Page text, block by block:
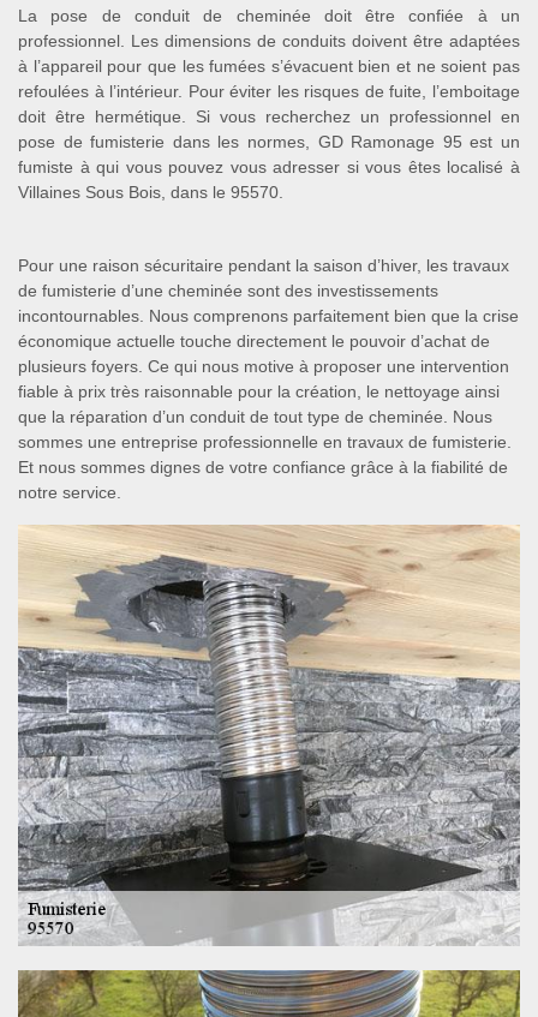
La pose de conduit de cheminée doit être confiée à un
professionnel. Les dimensions de conduits doivent être adaptées
à l’appareil pour que les fumées s’évacuent bien et ne soient pas
refoulées à l’intérieur. Pour éviter les risques de fuite, l’emboitage
doit être hermétique. Si vous recherchez un professionnel en
pose de fumisterie dans les normes, GD Ramonage 95 est un
fumiste à qui vous pouvez vous adresser si vous êtes localisé à
Villaines Sous Bois, dans le 95570.
Pour une raison sécuritaire pendant la saison d’hiver, les travaux
de fumisterie d’une cheminée sont des investissements
incontournables. Nous comprenons parfaitement bien que la crise
économique actuelle touche directement le pouvoir d’achat de
plusieurs foyers. Ce qui nous motive à proposer une intervention
fiable à prix très raisonnable pour la création, le nettoyage ainsi
que la réparation d’un conduit de tout type de cheminée. Nous
sommes une entreprise professionnelle en travaux de fumisterie.
Et nous sommes dignes de votre confiance grâce à la fiabilité de
notre service.